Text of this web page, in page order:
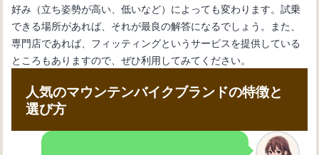
好み（立ち姿勢が高い、低いなど）によっても変わります。試乗
できる場所があれば、それが最良の解答になるでしょう。また、
専門店であれば、フィッティングというサービスを提供している
ところもありますので、ぜひ利用してみてください。
人気のマウンテンバイクブランドの特徴と
選び方